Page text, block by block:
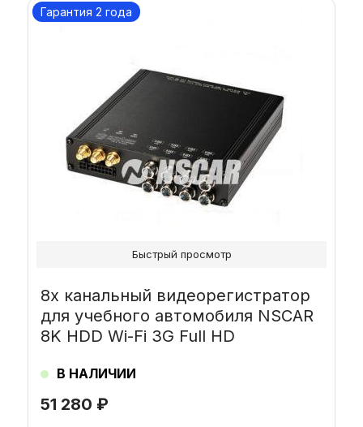
Гарантия 2 года
51 280 ₽
8х канальный видеорегистратор
для учебного автомобиля NSCAR
8K HDD Wi-Fi 3G Full HD
В НАЛИЧИИ
Быстрый просмотр